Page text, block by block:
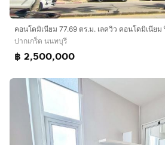
ปากเกร็ด นนทบุรี
฿ 2,500,000